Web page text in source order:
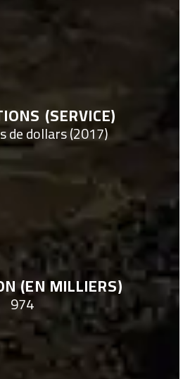
(SERVICE)
de dollars (2017)
(EN MILLIERS)
974